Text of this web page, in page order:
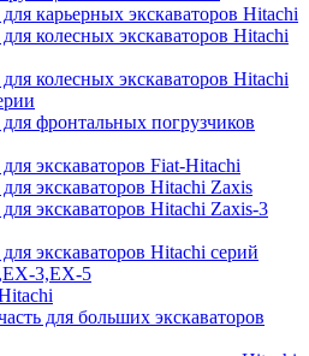
карьерных экскаваторов Hitachi
колесных экскаваторов Hitachi
колесных экскаваторов Hitachi
фронтальных погрузчиков
экскаваторов Fiat-Hitachi
экскаваторов Hitachi Zaxis
экскаваторов Hitachi Zaxis-3
экскаваторов Hitachi серий
3,EX-5
для больших экскаваторов